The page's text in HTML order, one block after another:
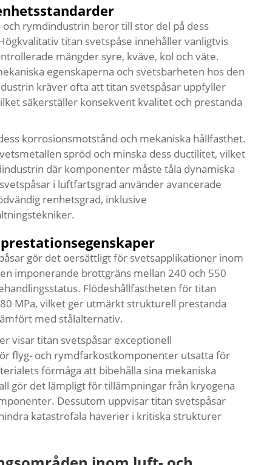
rymdindustrin beror till stor del på dess
titan svetspåse innehåller vanligtvis
mängder syre, kväve, kol och väte.
egenskaperna och svetsbarheten hos den
kräver ofta att titan svetspåsar uppfyller
säkerställer konsekvent kvalitet och prestanda
korrosionsmotstånd och mekaniska hållfasthet.
spröd och minska dess ductilitet, vilket
där komponenter måste tåla dynamiska
i luftfartsgrad använder avancerade
renhetsgrad, inklusive
gör det oersättligt för svetsapplikationer inom
imponerande brottgräns mellan 240 och 550
Flödeshållfastheten för titan
MPa, vilket ger utmärkt strukturell prestanda
med stålalternativ.
visar titan svetspåsar exceptionell
flyg- och rymdfarkostkomponenter utsatta för
förmåga att bibehålla sina mekaniska
gör det lämpligt för tillämpningar från kryogena
Dessutom uppvisar titan svetspåsar
katastrofala haverier i kritiska strukturer